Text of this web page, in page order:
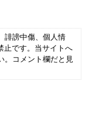
誹謗中傷、個人情
止です。当サイトへ
。コメント欄だと見